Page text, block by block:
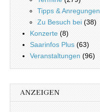
Tipps & Anregungen
Zu Besuch bei (38)
Konzerte (8)
Saarinfos Plus (63)
Veranstaltungen (96)
ANZEIGEN